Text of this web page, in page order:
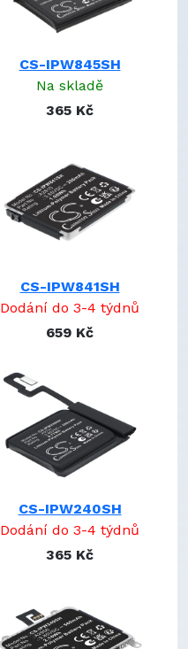
CS-IPW845SH
Na skladě
365 Kč
CS-IPW841SH
Dodání do 3-4 týdnů
659 Kč
CS-IPW240SH
Dodání do 3-4 týdnů
365 Kč